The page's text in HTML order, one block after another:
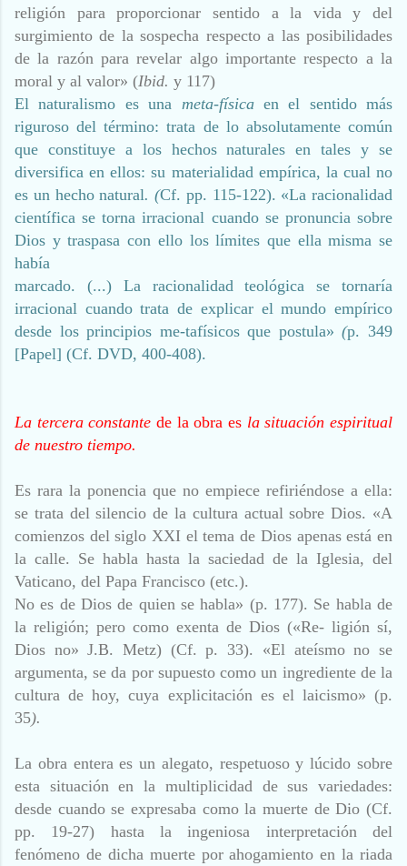
religión para proporcionar sentido a la vida y del
surgimiento de la sospecha respecto a las posibilidades
de la razón para revelar algo importante respecto a la
moral y al valor» (Ibid. y 117)
El naturalismo es una meta-física en el sentido más
riguroso del término: trata de lo absolutamente común
que constituye a los hechos naturales en tales y se
diversifica en ellos: su materialidad empírica, la cual no
es un hecho natural. (Cf. pp. 115-122). «La racionalidad
científica se torna irracional cuando se pronuncia sobre
Dios y traspasa con ello los límites que ella misma se
había
marcado. (...) La racionalidad teológica se tornaría
irracional cuando trata de explicar el mundo empírico
desde los principios me-tafísicos que postula»(p. 349
[Papel] (Cf. DVD, 400-408).
La tercera constante de la obra es la situación espiritual
de nuestro tiempo.
Es rara la ponencia que no empiece refiriéndose a ella:
se trata del silencio de la cultura actual sobre Dios. «A
comienzos del siglo XXI el tema de Dios apenas está en
la calle. Se habla hasta la saciedad de la Iglesia, del
Vaticano, del Papa Francisco (etc.).
No es de Dios de quien se habla» (p. 177). Se habla de
la religión; pero como exenta de Dios («Re- ligión sí,
Dios no» J.B. Metz) (Cf. p. 33). «El ateísmo no se
argumenta, se da por supuesto como un ingrediente de la
cultura de hoy, cuya explicitación es el laicismo» (p.
35).
La obra entera es un alegato, respetuoso y lúcido sobre
esta situación en la multiplicidad de sus variedades:
desde cuando se expresaba como la muerte de Dio (Cf.
pp. 19-27) hasta la ingeniosa interpretación del
fenómeno de dicha muerte por ahogamiento en la riada